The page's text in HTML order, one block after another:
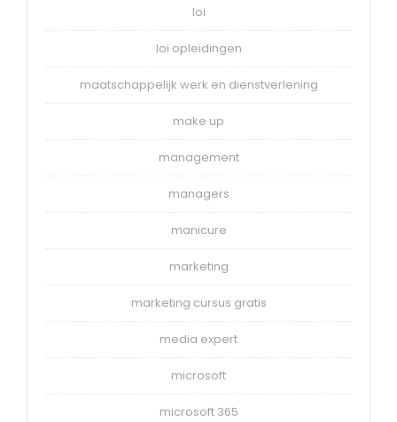
loi
loi opleidingen
maatschappelijk werk en dienstverlening
make up
management
managers
manicure
marketing
marketing cursus gratis
media expert
microsoft
microsoft 365